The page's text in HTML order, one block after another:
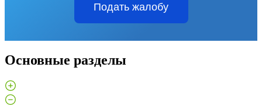
Подать жалобу
Основные разделы